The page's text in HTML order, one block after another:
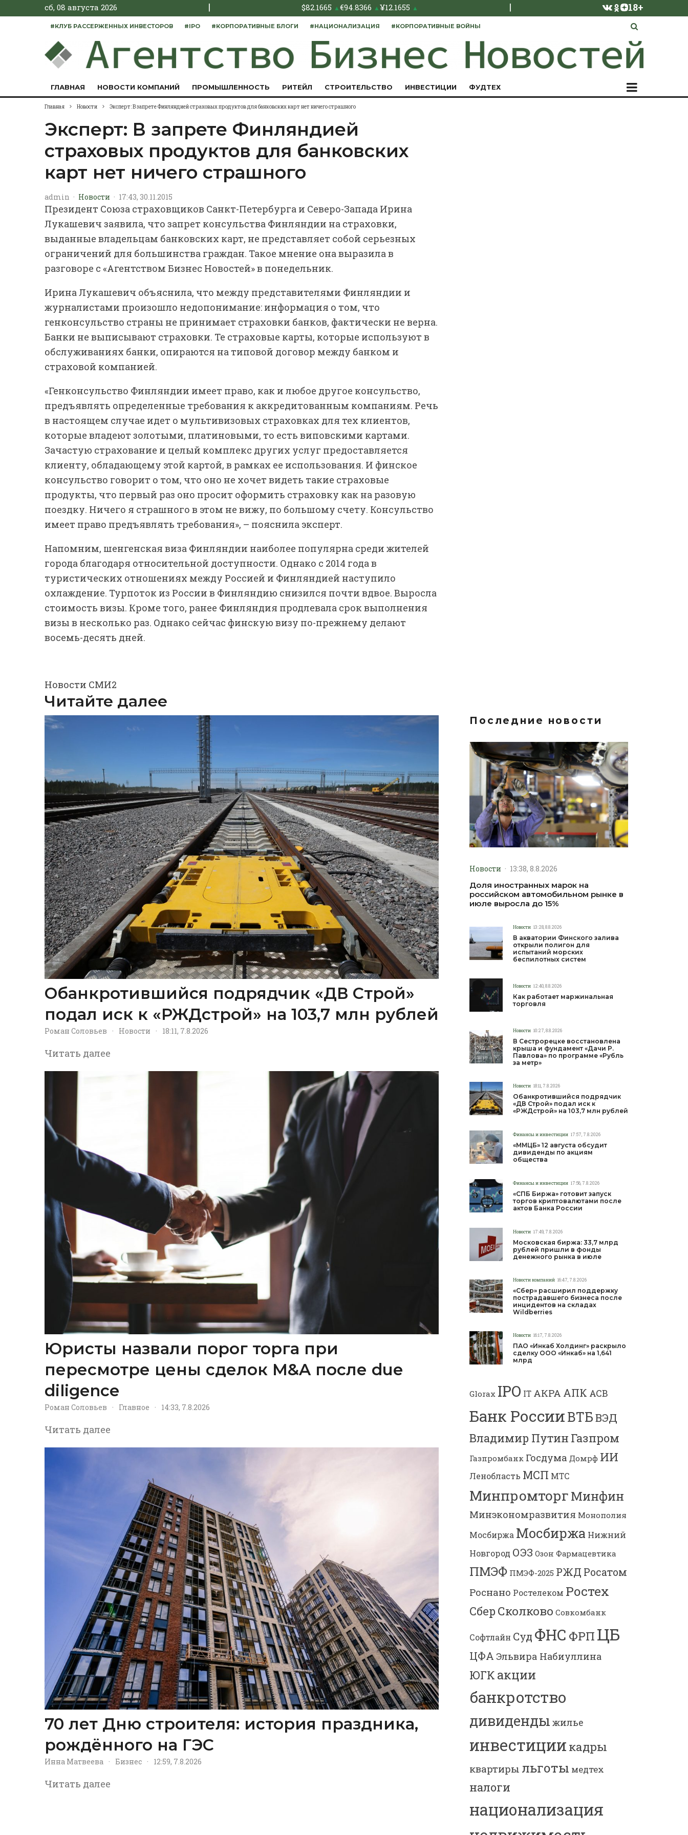
сб, 08 августа 2026 | $82.1665 ▲€94.8366 ▲¥12.1655 ▲ | 18+
#КЛУБ РАССЕРЖЕННЫХ ИНВЕСТОРОВ #IPO #КОРПОРАТИВНЫЕ БЛОГИ #НАЦИОНАЛИЗАЦИЯ #КОРПОРАТИВНЫЕ ВОЙНЫ
ГЛАВНАЯ НОВОСТИ КОМПАНИЙ ПРОМЫШЛЕННОСТЬ РИТЕЙЛ СТРОИТЕЛЬСТВО ИНВЕСТИЦИИ ФУДТЕХ
Главная Новости Эксперт: В запрете Финляндией страховых продуктов для банковских карт нет ничего страшного
Эксперт: В запрете Финляндией
страховых продуктов для банковских
карт нет ничего страшного
admin · Новости · 17:43, 30.11.2015
Президент Союза страховщиков Санкт-Петербурга и Северо-Запада Ирина
Лукашевич заявила, что запрет консульства Финляндии на страховки,
выданные владельцам банковских карт, не представляет собой серьезных
ограничений для большинства граждан. Такое мнение она выразила в
разговоре с «Агентством Бизнес Новостей» в понедельник.
Ирина Лукашевич объяснила, что между представителями Финляндии и
журналистами произошло недопонимание: информация о том, что
генконсульство страны не принимает страховки банков, фактически не верна.
Банки не выписывают страховки. Те страховые карты, которые используют в
обслуживаниях банки, опираются на типовой договор между банком и
страховой компанией.
«Генконсульство Финляндии имеет право, как и любое другое консульство,
предъявлять определенные требования к аккредитованным компаниям. Речь
в настоящем случае идет о мультивизовых страховках для тех клиентов,
которые владеют золотыми, платиновыми, то есть виповскими картами.
Зачастую страхование и целый комплекс других услуг предоставляется
клиенту, обладающему этой картой, в рамках ее использования. И финское
консульство говорит о том, что оно не хочет видеть такие страховые
продукты, что первый раз оно просит оформить страховку как на разовую
поездку. Ничего я страшного в этом не вижу, по большому счету. Консульство
имеет право предъявлять требования», – пояснила эксперт.
Напомним, шенгенская виза Финляндии наиболее популярна среди жителей
города благодаря относительной доступности. Однако с 2014 года в
туристических отношениях между Россией и Финляндией наступило
охлаждение. Турпоток из России в Финляндию снизился почти вдвое. Выросла
стоимость визы. Кроме того, ранее Финляндия продлевала срок выполнения
визы в несколько раз. Однако сейчас финскую визу по-прежнему делают
восемь-десять дней.
Новости СМИ2
Читайте далее
Обанкротившийся подрядчик «ДВ Строй»
подал иск к «РЖДстрой» на 103,7 млн рублей
Роман Соловьев · Новости · 18:11, 7.8.2026
Читать далее
Юристы назвали порог торга при
пересмотре цены сделок M&A после due
diligence
Роман Соловьев · Главное · 14:33, 7.8.2026
Читать далее
70 лет Дню строителя: история праздника,
рождённого на ГЭС
Инна Матвеева · Бизнес · 12:59, 7.8.2026
Читать далее
Последние новости
Новости · 13:38, 8.8.2026
Доля иностранных марок на
российском автомобильном рынке в
июле выросла до 15%
Новости 13:28, 8.8.2026
В акватории Финского залива
открыли полигон для
испытаний морских
беспилотных систем
Новости 12:40, 8.8.2026
Как работает маржинальная
торговля
Новости 10:27, 8.8.2026
В Сестрорецке восстановлена
крыша и фундамент «Дачи Р.
Павлова» по программе «Рубль
за метр»
Новости 18:11, 7.8.2026
Обанкротившийся подрядчик
«ДВ Строй» подал иск к
«РЖДстрой» на 103,7 млн рублей
Финансы и инвестиции 17:57, 7.8.2026
«ММЦБ» 12 августа обсудит
дивиденды по акциям
общества
Финансы и инвестиции 17:56, 7.8.2026
«СПБ Биржа» готовит запуск
торгов криптовалютами после
актов Банка России
Новости 17:49, 7.8.2026
Московская биржа: 33,7 млрд
рублей пришли в фонды
денежного рынка в июле
Новости компаний 16:47, 7.8.2026
«Сбер» расширил поддержку
пострадавшего бизнеса после
инцидентов на складах
Wildberries
Новости 16:17, 7.8.2026
ПАО «Инкаб Холдинг» раскрыло
сделку ООО «Инкаб» на 1,641
млрд
Glorax IPO IT АКРА АПК АСВ
Банк РоссииВТБВЭД
Владимир Путин Газпром
Газпромбанк Госдума Домрф ИИ
Ленобласть МСП МТС
МинпромторгМинфин
Минэкономразвития Монополия
Мосбиржа Мосбиржа Нижний
Новгород ОЭЗ Озон Фармацевтика
ПМЭФ ПМЭФ-2025 РЖД Росатом
Роснано Ростелеком Ростех
Сбер Сколково Совкомбанк
Софтлайн Суд ФНС ФРП ЦБ
ЦФА Эльвира Набиуллина
ЮГК акции
банкротство
дивиденды жилье
инвестиции кадры
квартиры льготы медтех
налоги
национализация